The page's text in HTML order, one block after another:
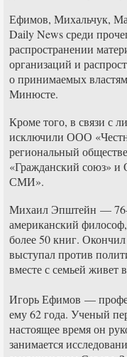
Ефимов, Михальчук,
Daily News среди
распространении
организаций и
о принимаемых
Минюсте.
Кроме того, в связи с
исключили ООО
региональный
«Гражданский союз»
СМИ».
Михаил Эпштейн — 76-
американский
более 50 книг.
выступал против
вместе с семьей
Игорь Ефимов —
ему 62 года. Ученый
настоящее время он
занимается